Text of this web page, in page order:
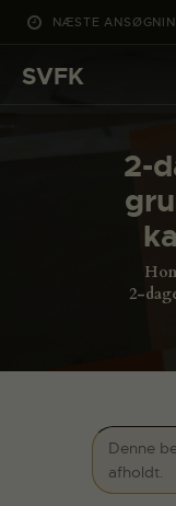
NÆSTE
SVFK
2-
2-
DET
OM
Denne
afholdt.